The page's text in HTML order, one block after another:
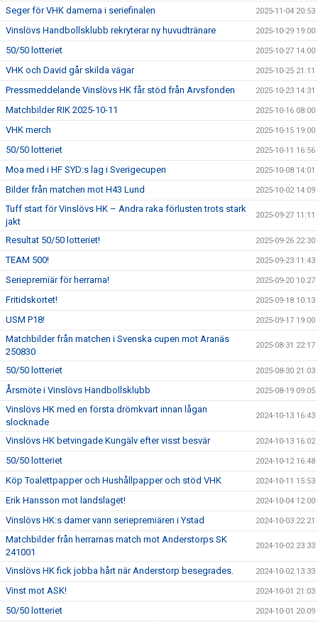
Seger för VHK damerna i seriefinalen 2025-11-04 20:53
Vinslövs Handbollsklubb rekryterar ny huvudtränare 2025-10-29 19:00
50/50 lotteriet 2025-10-27 14:00
VHK och David går skilda vägar 2025-10-25 21:11
Pressmeddelande Vinslövs HK får stöd från Arvsfonden 2025-10-23 14:31
Matchbilder RIK 2025-10-11 2025-10-16 08:00
VHK merch 2025-10-15 19:00
50/50 lotteriet 2025-10-11 16:56
Moa med i HF SYD:s lag i Sverigecupen 2025-10-08 14:01
Bilder från matchen mot H43 Lund 2025-10-02 14:09
Tuff start för Vinslövs HK – Andra raka förlusten trots stark
jakt
2025-09-27 11:11
Resultat 50/50 lotteriet! 2025-09-26 22:30
TEAM 500! 2025-09-23 11:43
Seriepremiär för herrarna! 2025-09-20 10:27
Fritidskortet! 2025-09-18 10:13
USM P18! 2025-09-17 19:00
Matchbilder från matchen i Svenska cupen mot Aranäs
250830
2025-08-31 22:17
50/50 lotteriet 2025-08-30 21:03
Årsmöte i Vinslövs Handbollsklubb 2025-08-19 09:05
Vinslövs HK med en första drömkvart innan lågan
slocknade
2024-10-13 16:43
Vinslövs HK betvingade Kungälv efter visst besvär 2024-10-13 16:02
50/50 lotteriet 2024-10-12 16:48
Köp Toalettpapper och Hushållpapper och stöd VHK 2024-10-11 15:53
Erik Hansson mot landslaget! 2024-10-04 12:00
Vinslövs HK:s damer vann seriepremiären i Ystad 2024-10-03 22:21
Matchbilder från herrarnas match mot Anderstorps SK
241001
2024-10-02 23:33
Vinslövs HK fick jobba hårt när Anderstorp besegrades. 2024-10-02 13:33
Vinst mot ASK! 2024-10-01 21:03
50/50 lotteriet 2024-10-01 20:09